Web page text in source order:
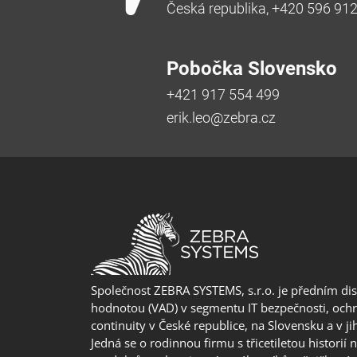
Česká republika, +420 596
Pobočka Slovensko
+421 917 554 499
erik.leo@zebra.cz
Společnost ZEBRA SYSTEMS, s.r.o. je předním
hodnotou (VAD) v segmentu IT bezpečnosti,
continuity v České republice, na Slovensku a v
Jedná se o rodinnou firmu s třicetiletou historií